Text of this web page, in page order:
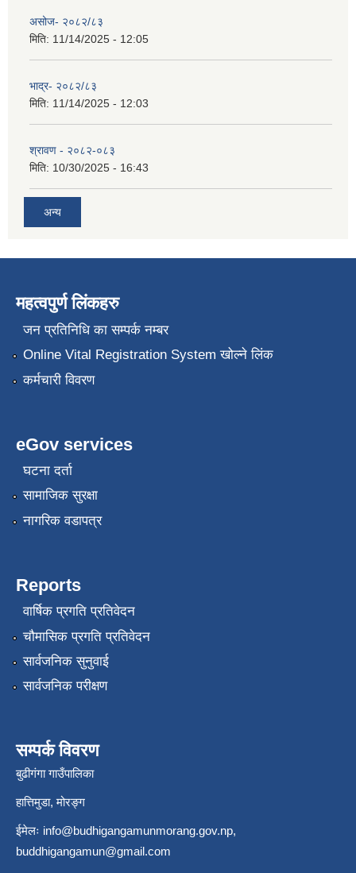
असोज- २०८२/८३
मिति: 11/14/2025 - 12:05
भाद्र- २०८२/८३
मिति: 11/14/2025 - 12:03
श्रावण - २०८२-०८३
मिति: 10/30/2025 - 16:43
अन्य
महत्वपुर्ण लिंकहरु
जन प्रतिनिधि का सम्पर्क नम्बर
Online Vital Registration System खोल्ने लिंक
कर्मचारी विवरण
eGov services
घटना दर्ता
सामाजिक सुरक्षा
नागरिक वडापत्र
Reports
वार्षिक प्रगति प्रतिवेदन
चौमासिक प्रगति प्रतिवेदन
सार्वजनिक सुनुवाई
सार्वजनिक परीक्षण
सम्पर्क विवरण
बुढीगंगा गाउँपालिका
हात्तिमुडा, मोरङ्ग
ईमेलः info@budhigangamunmorang.gov.np,
buddhigangamun@gmail.com